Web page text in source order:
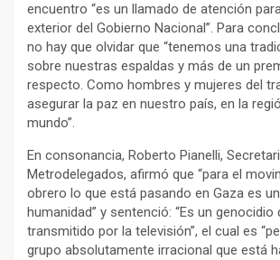
encuentro “es un llamado de atención
exterior del Gobierno Nacional”. Para
no hay que olvidar que “tenemos una
sobre nuestras espaldas y más de un
respecto. Como hombres y mujeres del
asegurar la paz en nuestro país, en la
mundo”.
En consonancia, Roberto Pianelli,
Metrodelegados, afirmó que “para el
obrero lo que está pasando en Gaza es
humanidad” y sentenció: “Es un genocidio
transmitido por la televisión”, el cual es
grupo absolutamente irracional que está